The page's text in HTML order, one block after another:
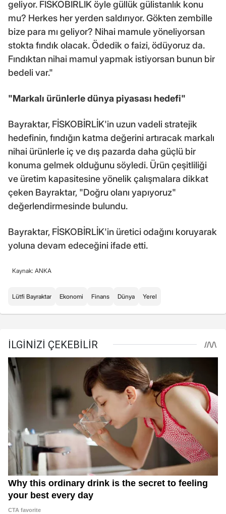
geliyor. FİSKOBİRLİK öyle güllük gülistanlık konu
mu? Herkes her yerden saldırıyor. Gökten zembille
bize para mı geliyor? Nihai mamule yöneliyorsan
stokta fındık olacak. Ödedik o faizi, ödüyoruz da.
Fındıktan nihai mamul yapmak istiyorsan bunun bir
bedeli var."
"Markalı ürünlerle dünya piyasası hedefi"
Bayraktar, FİSKOBİRLİK'in uzun vadeli stratejik
hedefinin, fındığın katma değerini artıracak markalı
nihai ürünlerle iç ve dış pazarda daha güçlü bir
konuma gelmek olduğunu söyledi. Ürün çeşitliliği
ve üretim kapasitesine yönelik çalışmalara dikkat
çeken Bayraktar, "Doğru olanı yapıyoruz"
değerlendirmesinde bulundu.
Bayraktar, FİSKOBİRLİK'in üretici odağını koruyarak
yoluna devam edeceğini ifade etti.
Kaynak: ANKA
Lütfi Bayraktar Ekonomi Finans Dünya Yerel